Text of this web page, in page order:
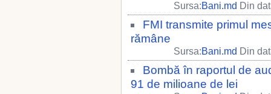
Sursa:Bani.md Din
FMI transmite primul
rămâne
Sursa:Bani.md Din
Bombă în raportul de
91 de milioane de lei